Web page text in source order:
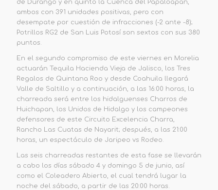
de Durango y en quinto la Cuenca del Papaloapan,
ambos con 391 unidades positivas, pero con
desempate por cuestión de infracciones (-2 ante -8);
Potrillos RG2 de San Luis Potosí son sextos con sus 380
puntos.
En el segundo compromiso de este viernes en Morelia
actuarán Tequila Hacienda Vieja de Jalisco, los Tres
Regalos de Quintana Roo y desde Coahuila llegará
Valle de Saltillo y a continuación, a las 16:00 horas, la
charreada será entre los hidalguenses Charros de
Huichapan, los Unidos de Hidalgo y los campeones
defensores de este Circuito Excelencia Charra,
Rancho Las Cuatas de Nayarit; después, a las 21:00
horas, un espectáculo de Jaripeo vs Rodeo.
Las seis charreadas restantes de esta fase se llevarán
a cabo los días sábado 4 y domingo 5 de junio, así
como el Coleadero Abierto, el cual tendrá lugar la
noche del sábado, a partir de las 20:00 horas.